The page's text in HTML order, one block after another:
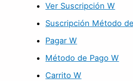
Ver Suscripción W
Suscripción Método
Pagar W
Método de Pago W
Carrito W